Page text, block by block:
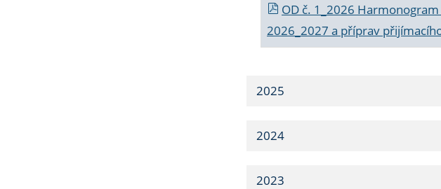
OD č. 1_2026
2026_2027 a příprav
2025
2024
2023